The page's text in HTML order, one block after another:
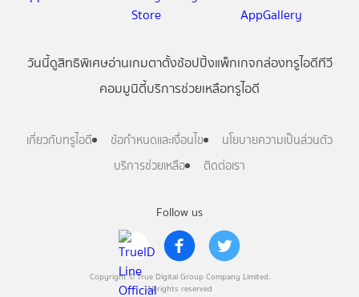
Follow us
Copyright © True Digital Group Company Limited.
All rights reserved
วันนี้ดูสิทธิพิเศษอ่านเกมตาตั้งช้อปปิ้งแพ็กเกจกล่องทรูไอดีทีวี
คอมมูนิตี้บริการช่วยเหลือทรูไอดี
เกี่ยวกับทรูไอดี ข้อกำหนดและเงื่อนไข
นโยบายความเป็นส่วนตัว
บริการช่วยเหลือ
ติดต่อเรา